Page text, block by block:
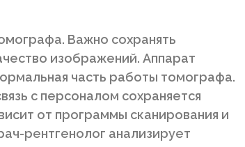
Важно сохранять
изображений. Аппарат
часть работы томографа.
с персоналом сохраняется
от программы сканирования и
рентгенолог анализирует